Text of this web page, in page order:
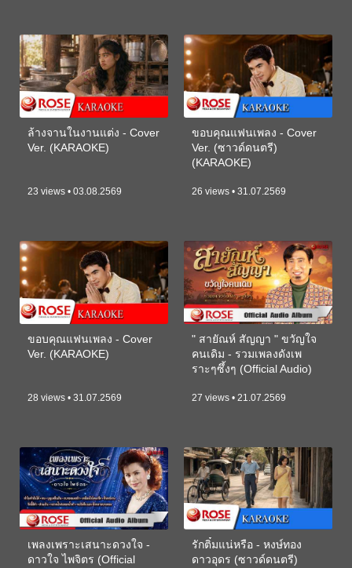
ล้างจานในงานแต่ง - Cover
Ver. (KARAOKE)
23 views • 03.08.2569
ขอบคุณแฟนเพลง - Cover
Ver. (ซาวด์ดนตรี)
(KARAOKE)
26 views • 31.07.2569
ขอบคุณแฟนเพลง - Cover
Ver. (KARAOKE)
28 views • 31.07.2569
" สายัณห์ สัญญา " ขวัญใจ
คนเดิม - รวมเพลงดังเพ
ราะๆซึ้งๆ (Official Audio)
27 views • 21.07.2569
เพลงเพราะเสนาะดวงใจ -
ดาวใจ ไพจิตร (Official
รักติ๋มแน่หรือ - หงษ์ทอง
ดาวอุดร (ซาวด์ดนตรี)